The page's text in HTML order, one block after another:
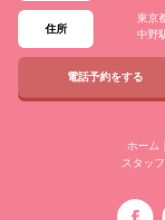
住所
東京
中野
電話予約をする
ホーム
スタッフ